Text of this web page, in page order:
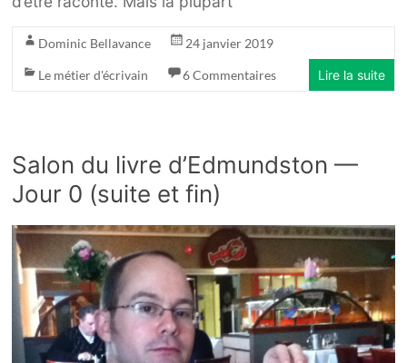
Dominic Bellavance 24 janvier 2019
Le métier d'écrivain 6 Commentaires Lire la suite
Salon du livre d’Edmundston —
Jour 0 (suite et fin)